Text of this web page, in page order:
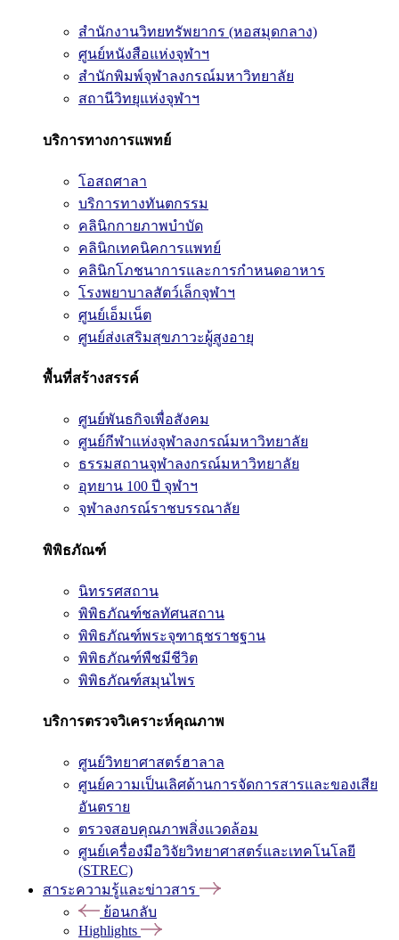
สำนักงานวิทยทรัพยากร (หอสมุดกลาง)
ศูนย์หนังสือแห่งจุฬาฯ
สำนักพิมพ์จุฬาลงกรณ์มหาวิทยาลัย
สถานีวิทยุแห่งจุฬาฯ
บริการทางการแพทย์
โอสถศาลา
บริการทางทันตกรรม
คลินิกกายภาพบำบัด
คลินิกเทคนิคการแพทย์
คลินิกโภชนาการและการกำหนดอาหาร
โรงพยาบาลสัตว์เล็กจุฬาฯ
ศูนย์เอ็มเน็ต
ศูนย์ส่งเสริมสุขภาวะผู้สูงอายุ
พื้นที่สร้างสรรค์
ศูนย์พันธกิจเพื่อสังคม
ศูนย์กีฬาแห่งจุฬาลงกรณ์มหาวิทยาลัย
ธรรมสถานจุฬาลงกรณ์มหาวิทยาลัย
อุทยาน 100 ปี จุฬาฯ
จุฬาลงกรณ์ราชบรรณาลัย
พิพิธภัณฑ์
นิทรรศสถาน
พิพิธภัณฑ์ชลทัศนสถาน
พิพิธภัณฑ์พระจุฑาธุชราชฐาน
พิพิธภัณฑ์พืชมีชีวิต
พิพิธภัณฑ์สมุนไพร
บริการตรวจวิเคราะห์คุณภาพ
ศูนย์วิทยาศาสตร์ฮาลาล
ศูนย์ความเป็นเลิศด้านการจัดการสารและของเสีย
อันตราย
ตรวจสอบคุณภาพสิ่งแวดล้อม
ศูนย์เครื่องมือวิจัยวิทยาศาสตร์และเทคโนโลยี
(STREC)
สาระความรู้และข่าวสาร
ย้อนกลับ
Highlights